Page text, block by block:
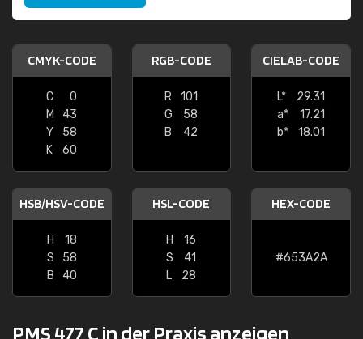
CMYK-CODE
C
0
M
43
Y
58
K
60
RGB-CODE
R
101
G
58
B
42
CIELAB-CODE
L*
29.31
a*
17.21
b*
18.01
HSB/HSV-CODE
H
18
S
58
B
40
HSL-CODE
H
16
S
41
L
28
HEX-CODE
#653A2A
PMS 477 C in der Praxis anzeigen